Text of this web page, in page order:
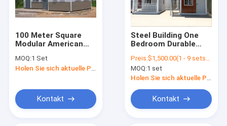
100 Meter Square
Modular American
Sandwich Panel Log
Cabin Kits 1
MOQ:1 Set
Kontakt
Steel Building One
Bedroom Durable
Modular Movable
Tiny Homes Prefab
House
Preis:$1,500.00(1 - 9 sets) $1,400.00(10 - 19 sets) $1,200.00(>=20 sets)
MOQ:1 set
Holen Sie sich aktuelle Preis
Kontakt